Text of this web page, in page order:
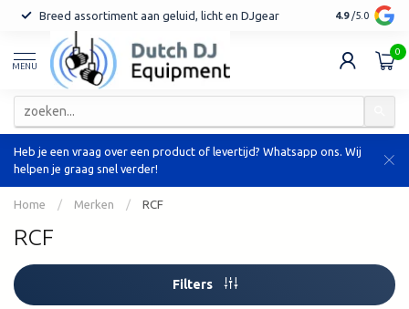
Tot 7 jaar garantie op geselecteerde producten Orders
4.9 /5.0
MENU
0
Heb je een vraag over een product of levertijd? Whatsapp ons. Wij
helpen je graag snel verder!
Home / Merken / RCF
RCF
Filters